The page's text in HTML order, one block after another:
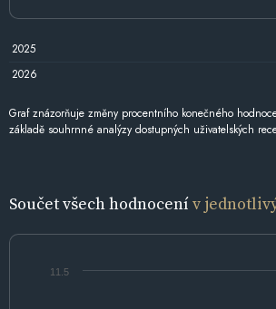
2025
2026
Graf znázorňuje změny procentního konečného
základě souhrnné analýzy dostupných uživatelských
Součet všech hodnocenív
11.5